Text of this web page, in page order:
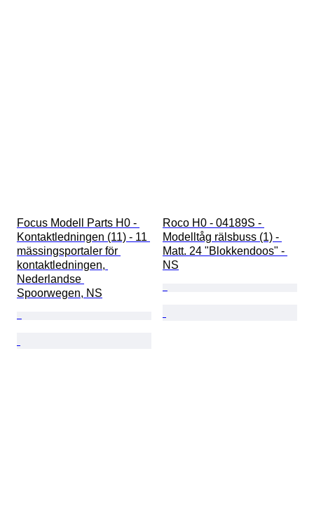
Focus Modell Parts H0 -
Kontaktledningen (11) - 11
mässingsportaler för
kontaktledningen,
Nederlandse
Spoorwegen, NS
Roco H0 - 04189S -
Modelltåg rälsbuss (1) -
Matt. 24 "Blokkendoos" -
NS